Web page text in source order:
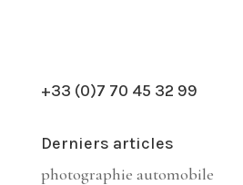
+33 (0)7 70 45 32 99
Derniers articles
photographie automobile